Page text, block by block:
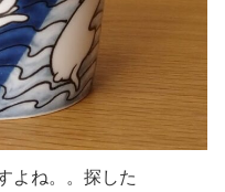
よね。。探した